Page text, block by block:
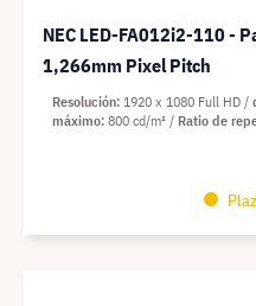
NEC LED-FA012i2-110 -
1,266mm Pixel Pitch
Resolución 1920 x 1080 Full HD
máximo 800 cd/m² Ratio de